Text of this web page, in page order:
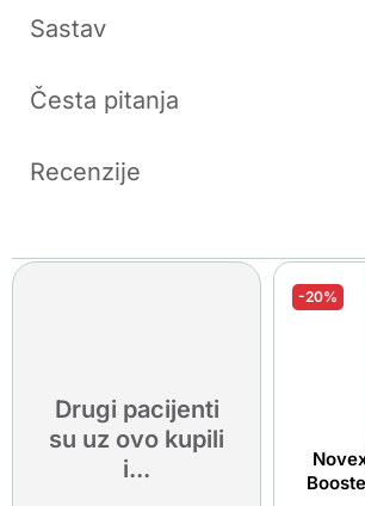
Sastav
Česta pitanja
Recenzije
Drugi pacijenti
su uz ovo kupili
i...
-20%